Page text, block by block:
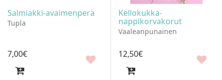
Salmiakki-avaimenperä
Tupla
7,00€
Kellokukka-
nappikorvakorut
Vaaleanpunainen
12,50€